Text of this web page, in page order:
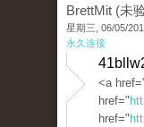
BrettMit (未
星期三, 06/05/
永久连接
<a
href="
href="